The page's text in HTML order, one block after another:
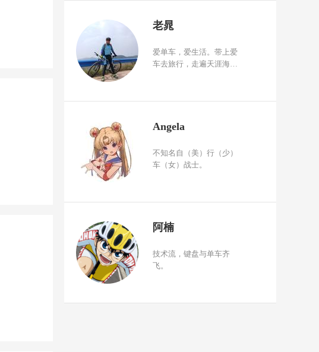
老晁
爱单车，爱生活。带上爱
车去旅行，走遍天涯海
质朴。骑行之路，恰如人
崎岖，尽情感受五彩缤
纷、华美无上的生命历
Angela
不知名自（美）行（少）
车（女）战士。
阿楠
技术流，键盘与单车齐
飞。